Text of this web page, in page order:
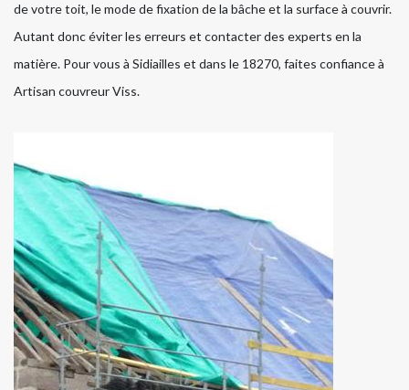
de votre toit, le mode de fixation de la bâche et la surface à couvrir.
Autant donc éviter les erreurs et contacter des experts en la
matière. Pour vous à Sidiailles et dans le 18270, faites confiance à
Artisan couvreur Viss.